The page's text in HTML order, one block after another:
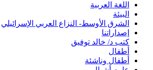
اللغة العربية
البيئة
الشرق الأوسط- النزاع العربي الإسرائيلي
إصداراتنا
كتب د/ خالد توفيق
أطفال
أطفال وناشئة